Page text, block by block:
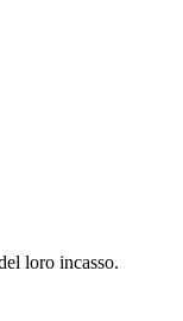
loro incasso.